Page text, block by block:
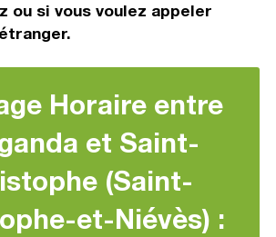
ou si vous voulez appeler
Horaire entre
et Saint-
(Saint-
et-Niévès) :